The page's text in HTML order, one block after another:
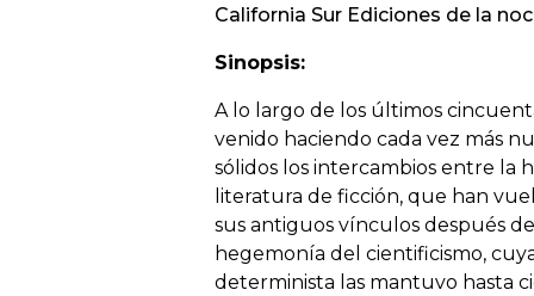
California Sur Ediciones de la
Sinopsis:
A lo largo de los últimos
venido haciendo cada vez más
sólidos los intercambios entre la
literatura de ficción, que han
sus antiguos vínculos después
hegemonía del cientificismo,
determinista las mantuvo hasta